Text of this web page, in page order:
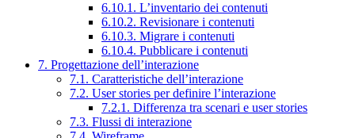
6.10.1. L’inventario dei contenuti
6.10.2. Revisionare i contenuti
6.10.3. Migrare i contenuti
6.10.4. Pubblicare i contenuti
7. Progettazione dell’interazione
7.1. Caratteristiche dell’interazione
7.2. User stories per definire l’interazione
7.2.1. Differenza tra scenari e user stories
7.3. Flussi di interazione